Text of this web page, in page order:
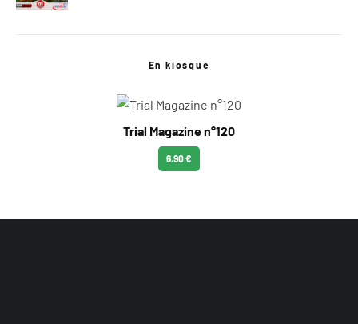
En kiosque
Trial Magazine n°120
6.90 €